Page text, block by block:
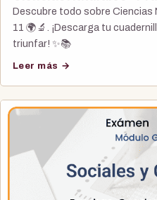
Descubre todo sobre Ciencias
11 🌍🔬. ¡Descarga tu
triunfar! ✨📚
Leer más →